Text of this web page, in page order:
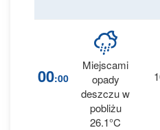
00:00
Miejscami
opady
deszczu w
pobliżu
26.1°C